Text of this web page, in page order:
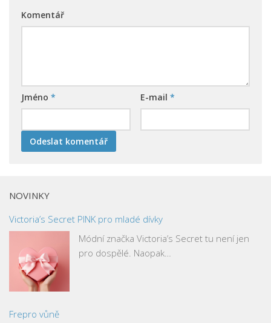
Komentář
Jméno * E-mail *
NOVINKY
Victoria’s Secret PINK pro mladé dívky
Módní značka Victoria’s Secret tu není jen
pro dospělé. Naopak…
Frepro vůně